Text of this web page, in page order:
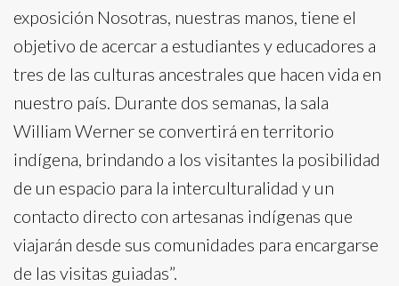
exposición Nosotras, nuestras manos, tiene el
objetivo de acercar a estudiantes y educadores a
tres de las culturas ancestrales que hacen vida en
nuestro país. Durante dos semanas, la sala
William Werner se convertirá en territorio
indígena, brindando a los visitantes la posibilidad
de un espacio para la interculturalidad y un
contacto directo con artesanas indígenas que
viajarán desde sus comunidades para encargarse
de las visitas guiadas”.